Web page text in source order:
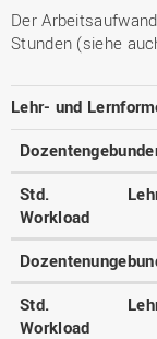
Der
Stunden (siehe
Lehr- und
Std.
Workload
Std.
Workload